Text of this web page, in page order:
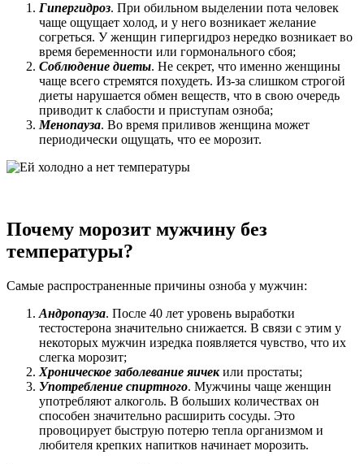
Гипергидроз. При обильном выделении пота человек
чаще ощущает холод, и у него возникает желание
согреться. У женщин гипергидроз нередко возникает во
время беременности или гормонального сбоя;
Соблюдение диеты. Не секрет, что именно женщины
чаще всего стремятся похудеть. Из-за слишком строгой
диеты нарушается обмен веществ, что в свою очередь
приводит к слабости и приступам озноба;
Менопауза. Во время приливов женщина может
периодически ощущать, что ее морозит.
Почему морозит мужчину без
температуры?
Самые распространенные причины озноба у мужчин:
Андропауза. После 40 лет уровень выработки
тестостерона значительно снижается. В связи с этим у
некоторых мужчин изредка появляется чувство, что их
слегка морозит;
Хроническое заболевание яичекили простаты;
Употребление спиртного. Мужчины чаще женщин
употребляют алкоголь. В больших количествах он
способен значительно расширить сосуды. Это
провоцирует быструю потерю тепла организмом и
любителя крепких напитков начинает морозить.